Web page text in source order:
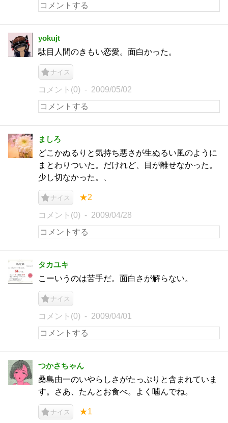
yokujt
駄目人間のきもい恋愛。面白かった。
ナイス
コメント(0) 2009/05/02
ましろ
どこかぬるりと気持ち悪さが生ぬるい風のように
まとわりついた。だけれど、目が離せなかった。
少し切なかった。、
ナイス ★2
コメント(0) 2009/04/28
タカユキ
こーいうのは苦手だ。面白さが解らない。
ナイス
コメント(0) 2009/04/01
つかさちゃん
桑島由一のいやらしさがたっぷりと含まれていま
す。さあ、たんとお食べ。よく噛んでね。
ナイス ★1